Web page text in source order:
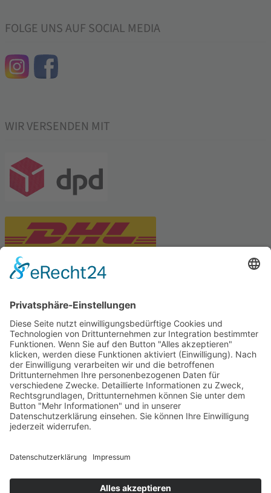
FOLGE UNS AUF SOCIAL MEDIA
WIR VERSENDEN MIT
Tekal – Textile Lebensqualität
Exklusive moderne & Orientteppiche
Feuerwerk XXL
Pyrotechnik online bestellen
© Stadtmühle Waldenbuch 2026
und Mühlenprodukte ·
Cookie-Einstellungen
Alle Preise inkl. der gesetzlichen MwSt.